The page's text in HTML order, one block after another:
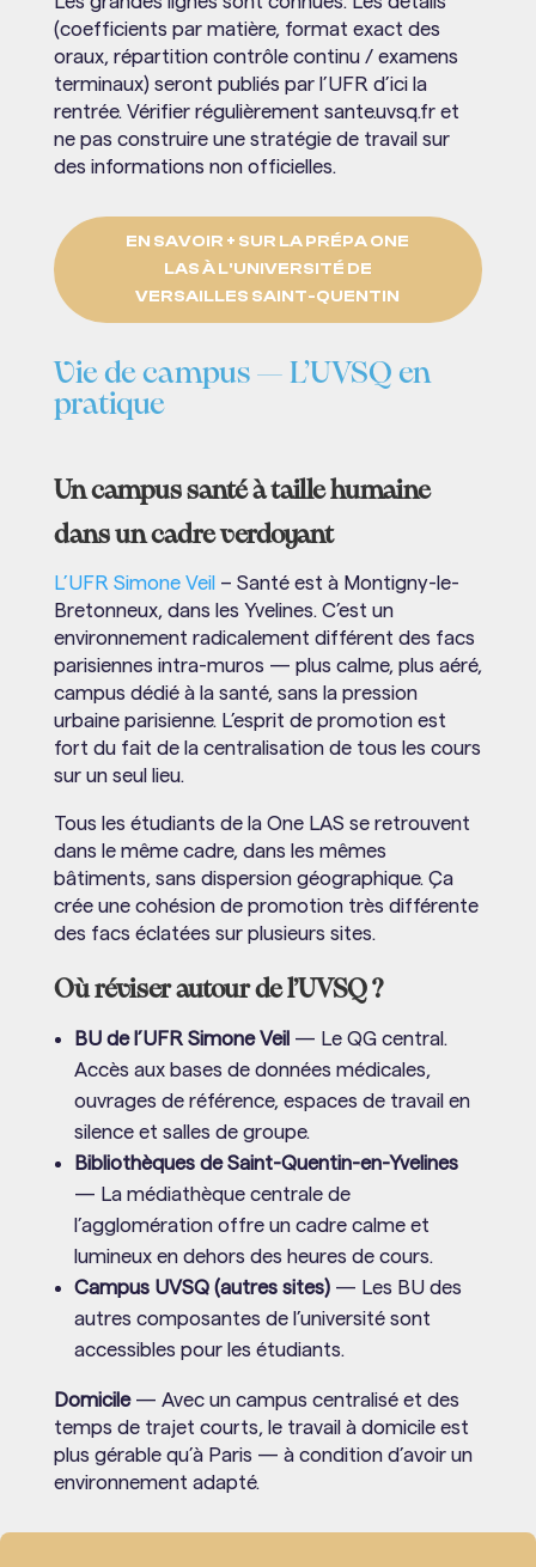
(coefficients par matière, format exact des
oraux, répartition contrôle continu / examens
terminaux) seront publiés par l’UFR d’ici la
rentrée. Vérifier régulièrement sante.uvsq.fr et
ne pas construire une stratégie de travail sur
des informations non officielles.
EN SAVOIR + SUR LA PRÉPA ONE
LAS À L'UNIVERSITÉ DE
VERSAILLES SAINT-QUENTIN
Vie de campus — L’UVSQ en
pratique
Un campus santé à taille humaine
dans un cadre verdoyant
L’UFR Simone Veil – Santé est à Montigny-le-
Bretonneux, dans les Yvelines. C’est un
environnement radicalement différent des facs
parisiennes intra-muros — plus calme, plus aéré,
campus dédié à la santé, sans la pression
urbaine parisienne. L’esprit de promotion est
fort du fait de la centralisation de tous les cours
sur un seul lieu.
Tous les étudiants de la One LAS se retrouvent
dans le même cadre, dans les mêmes
bâtiments, sans dispersion géographique. Ça
crée une cohésion de promotion très différente
des facs éclatées sur plusieurs sites.
Où réviser autour de l’UVSQ ?
BU de l’UFR Simone Veil — Le QG central.
Accès aux bases de données médicales,
ouvrages de référence, espaces de travail en
silence et salles de groupe.
Bibliothèques de Saint-Quentin-en-Yvelines
— La médiathèque centrale de
l’agglomération offre un cadre calme et
lumineux en dehors des heures de cours.
Campus UVSQ (autres sites)— Les BU des
autres composantes de l’université sont
accessibles pour les étudiants.
Domicile— Avec un campus centralisé et des
temps de trajet courts, le travail à domicile est
plus gérable qu’à Paris — à condition d’avoir un
environnement adapté.